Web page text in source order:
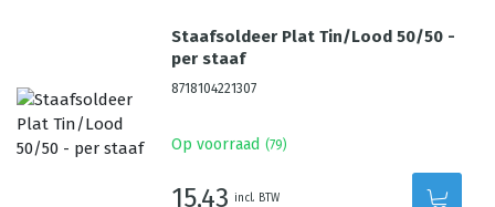
Staafsoldeer Plat Tin/Lood 50/50 -
per staaf
8718104221307
Op voorraad (79)
15,43 incl. BTW